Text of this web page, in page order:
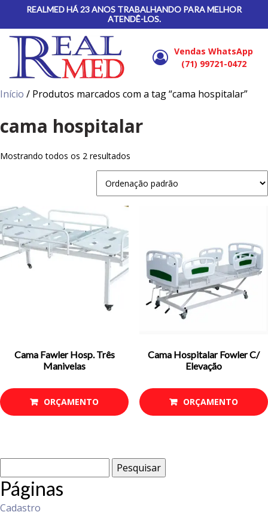
REALMED HÁ 23 ANOS TRABALHANDO PARA MELHOR
ATENDÊ-LOS.
Vendas WhatsApp
(71) 99721-0472
Início / Produtos marcados com a tag “cama hospitalar”
cama hospitalar
Mostrando todos os 2 resultados
Cama Fawler Hosp. Três
Manivelas
ORÇAMENTO
Cama Hospitalar Fowler C/
Elevação
ORÇAMENTO
por:
Páginas
Cadastro